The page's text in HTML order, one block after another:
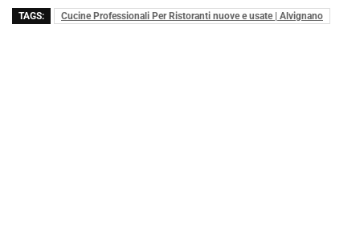
TAGS: Cucine Professionali Per Ristoranti nuove e usate | Alvignano